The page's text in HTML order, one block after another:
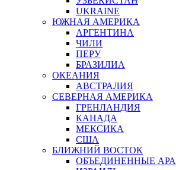
UKRAINE
ЮЖНАЯ АМЕРИКА
АРГЕНТИНА
ЧИЛИ
ПЕРУ
БРАЗИЛИА
ОКЕАНИЯ
АВСТРАЛИЯ
СЕВЕРНАЯ АМЕРИКА
ГРЕНЛАНДИЯ
КАНАДА
МЕКСИКА
США
БЛИЖНИЙ ВОСТОК
ОБЪЕДИНЕННЫЕ